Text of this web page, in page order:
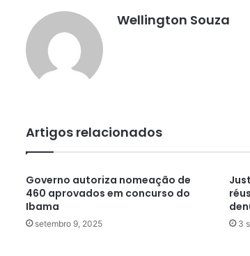
Wellington Souza
Artigos relacionados
Governo autoriza nomeação de
460 aprovados em concurso do
Ibama
setembro 9, 2025 3